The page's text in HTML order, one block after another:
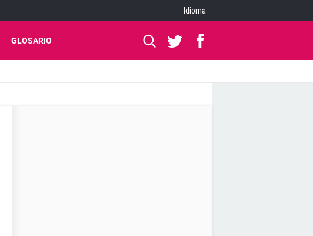
Idioma
GLOSARIO